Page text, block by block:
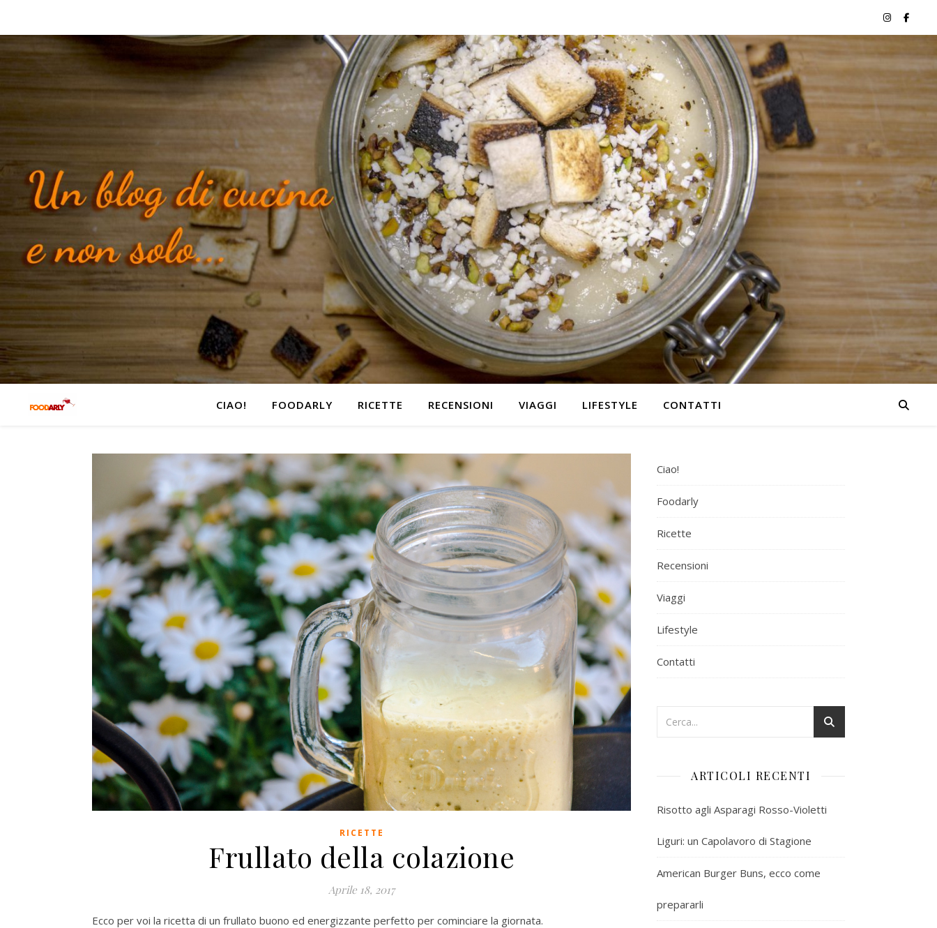
CIAO! FOODARLY RICETTE RECENSIONI VIAGGI LIFESTYLE CONTATTI
RICETTE
Frullato della colazione
Aprile 18, 2017
Ecco per voi la ricetta di un frullato buono ed energizzante perfetto per cominciare la giornata.
Ciao!
Foodarly
Ricette
Recensioni
Viaggi
Lifestyle
Contatti
ARTICOLI RECENTI
Risotto agli Asparagi Rosso-Violetti
Liguri: un Capolavoro di Stagione
American Burger Buns, ecco come
prepararli